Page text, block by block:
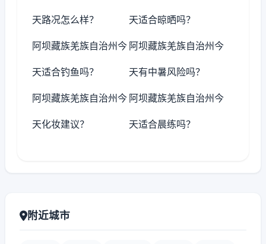
天路况怎么样？ 天适合晾晒吗？
阿坝藏族羌族自治州今
天适合钓鱼吗？
阿坝藏族羌族自治州今
天有中暑风险吗？
阿坝藏族羌族自治州今
天化妆建议？
阿坝藏族羌族自治州今
天适合晨练吗？
附近城市